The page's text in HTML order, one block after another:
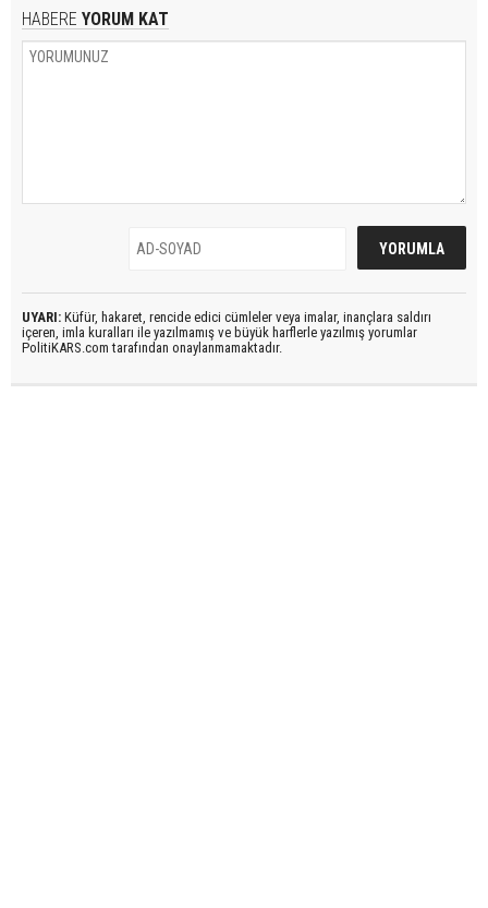
HABERE YORUM KAT
UYARI: Küfür, hakaret, rencide edici cümleler veya imalar, inançlara saldırı
içeren, imla kuralları ile yazılmamış ve büyük harflerle yazılmış yorumlar
PolitiKARS.com tarafından onaylanmamaktadır.